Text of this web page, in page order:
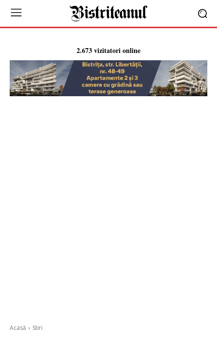
2.673 vizitatori online
Acasă Stiri